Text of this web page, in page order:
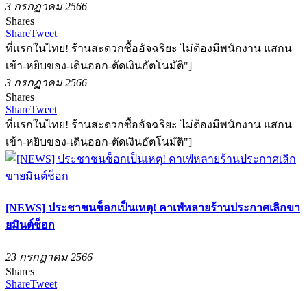
3 กรกฏาคม 2566
Shares
ShareTweet
ที่แรกในไทย! ร้านสะดวกซื้ออัจฉริยะ ไม่ต้องมีพนักงาน แสกน
เข้า-หยิบของ-เดินออก-ตัดเงินอัตโนมัติ"]
3 กรกฏาคม 2566
Shares
ShareTweet
ที่แรกในไทย! ร้านสะดวกซื้ออัจฉริยะ ไม่ต้องมีพนักงาน แสกน
เข้า-หยิบของ-เดินออก-ตัดเงินอัตโนมัติ"]
[NEWS] ประชาชนช็อกเป็นเหตุ! คาเฟ่หลายร้านประกาศเลิกขา
ยมินต์ช็อก
23 กรกฏาคม 2566
Shares
ShareTweet